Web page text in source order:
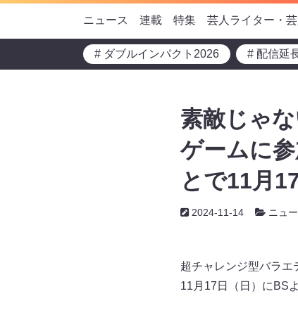
ニュース 連載 特集 芸人ライター・
# ダブルインパクト2026 # 配信延
素敵じゃ
ゲームに
とで11月
2024-11-14 ニュ
超チャレンジ型バラエ
11月17日（日）にBS